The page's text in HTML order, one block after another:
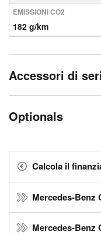
EMISSIONI CO2
182 g/km
Accessori di
Optionals
Calcola il
Mercedes-Benz
Mercedes-Benz